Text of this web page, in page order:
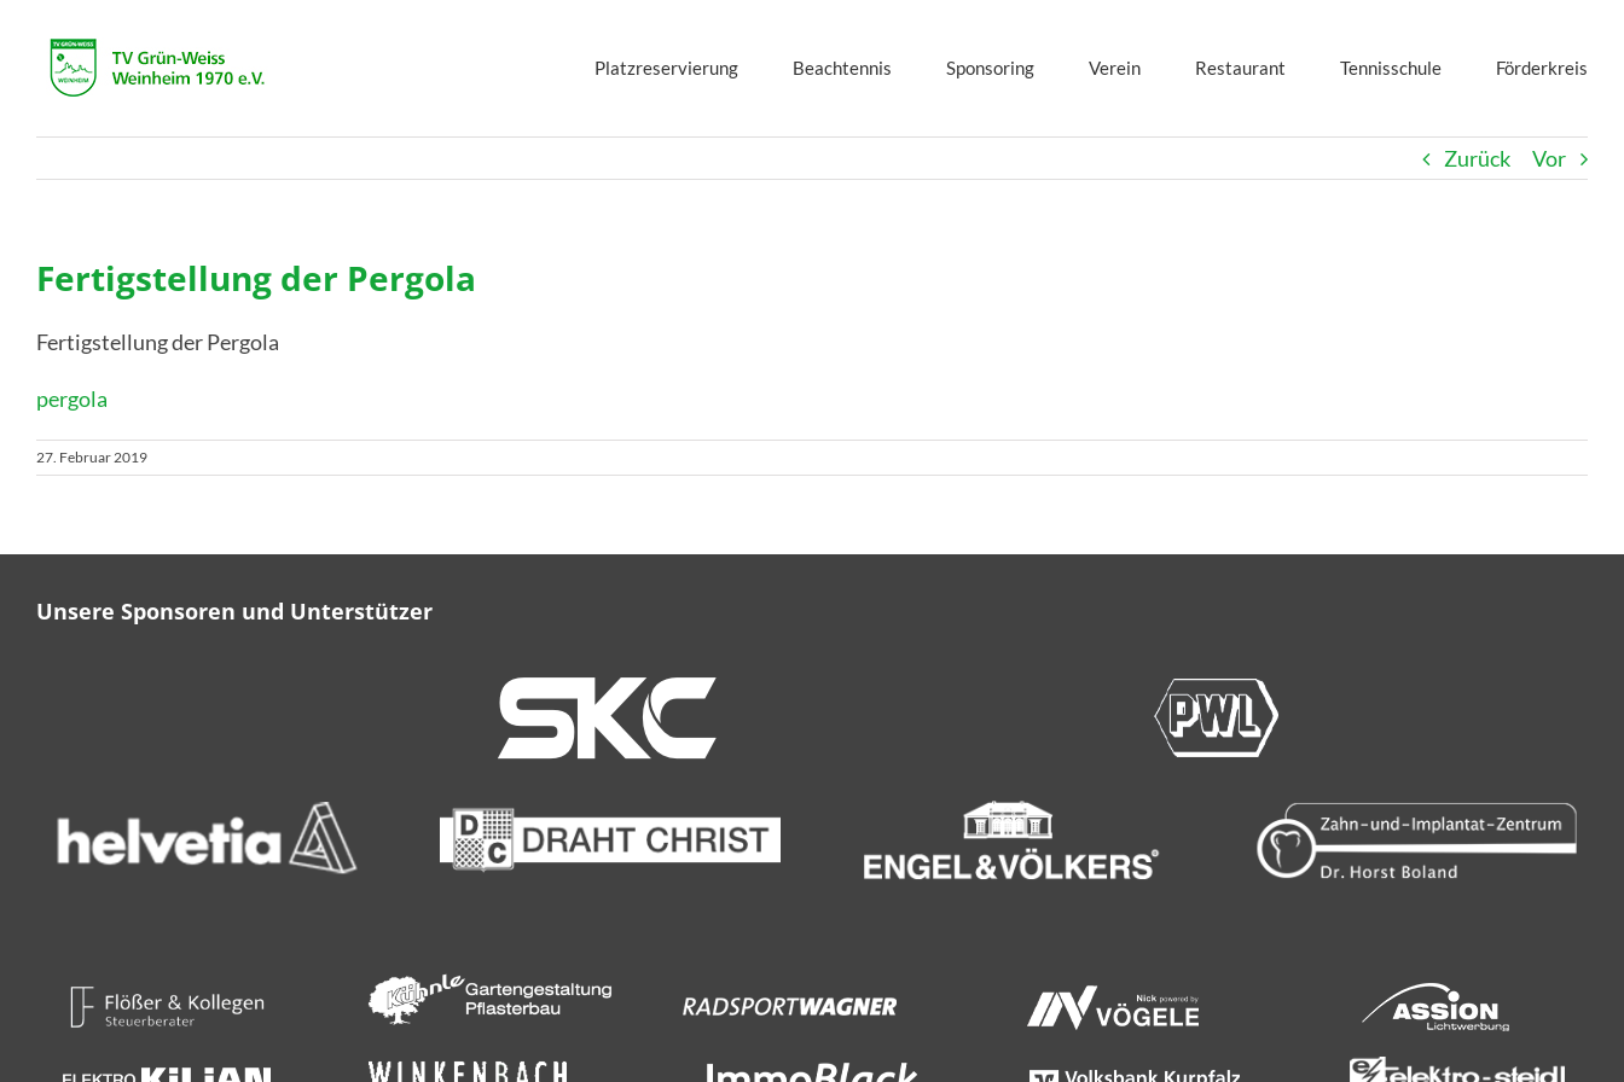
Inhalt
springen
Platzreservierung Beachtennis Sponsoring Verein Restaurant Tennisschule Förderkreis
Zurück Vor
Fertigstellung der Pergola
Fertigstellung der Pergola
pergola
27. Februar 2019
Unsere Sponsoren und Unterstützer